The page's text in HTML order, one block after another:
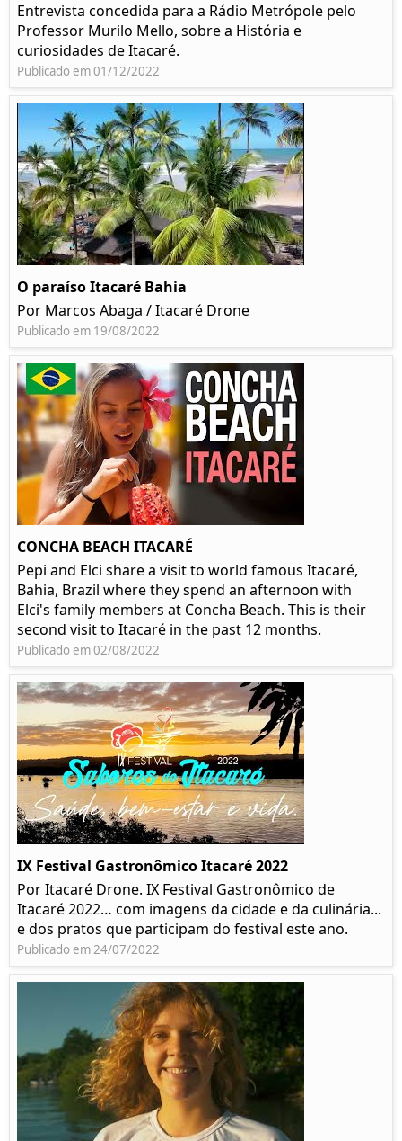
Entrevista concedida para a Rádio Metrópole pelo
Professor Murilo Mello, sobre a História e
curiosidades de Itacaré.
Publicado em 01/12/2022
O paraíso Itacaré Bahia
Por Marcos Abaga / Itacaré Drone
Publicado em 19/08/2022
CONCHA BEACH ITACARÉ
Pepi and Elci share a visit to world famous Itacaré,
Bahia, Brazil where they spend an afternoon with
Elci's family members at Concha Beach. This is their
second visit to Itacaré in the past 12 months.
Publicado em 02/08/2022
IX Festival Gastronômico Itacaré 2022
Por Itacaré Drone. IX Festival Gastronômico de
Itacaré 2022… com imagens da cidade e da culinária...
e dos pratos que participam do festival este ano.
Publicado em 24/07/2022